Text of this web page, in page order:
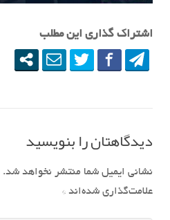
اشتراک گذاری این مطلب
دیدگاهتان را بنویسید
نشانی ایمیل شما منتشر نخواهد شد.
علامت‌گذاری شده‌اند *